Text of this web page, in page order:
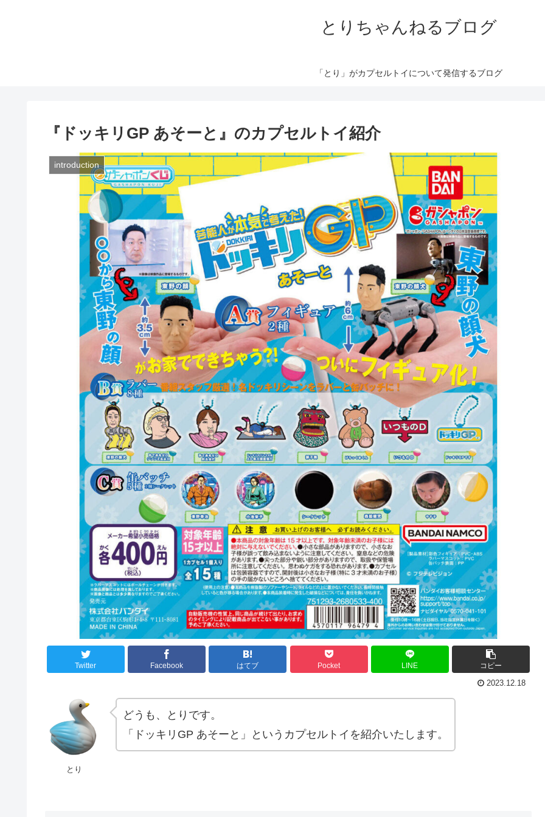
とりちゃんねるブログ
「とり」がカプセルトイについて発信するブログ
『ドッキリGP あそーと』のカプセルトイ紹介
introduction
Twitter Facebook はてブ Pocket LINE コピー
2023.12.18
とり
どうも、とりです。
「ドッキリGP あそーと」というカプセルトイを紹介いたします。